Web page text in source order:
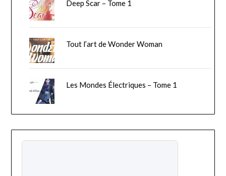
Deep Scar – Tome 1
Tout l’art de Wonder Woman
Les Mondes Électriques – Tome 1